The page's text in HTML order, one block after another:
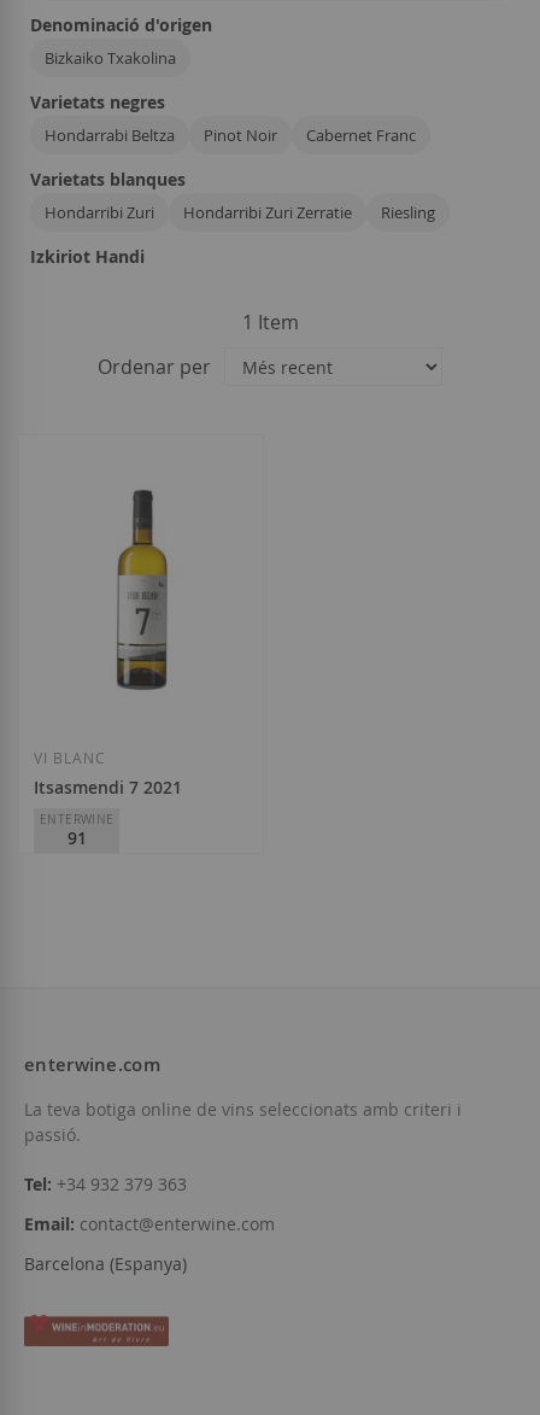
Denominació d'origen
Bizkaiko Txakolina
Varietats negres
Hondarrabi Beltza Pinot Noir Cabernet Franc
Varietats blanques
Hondarribi Zuri Hondarribi Zuri Zerratie Riesling
Izkiriot Handi
1 Item
Ordenar per
VI BLANC
Itsasmendi 7 2021
ENTERWINE
91
Afegir a la llista de desitjos
enterwine.com
La teva botiga online de vins seleccionats amb criteri i
passió.
Tel: +34 932 379 363
Email: contact@enterwine.com
Barcelona (Espanya)